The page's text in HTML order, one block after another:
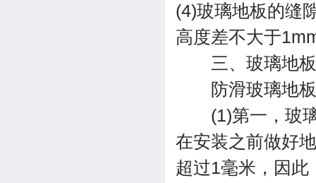
(4)玻璃地板的缝
高度差不大于
三、玻璃地板
防滑玻璃地板
(1)第一，玻璃
在安装之前做好
超过1毫米，因此